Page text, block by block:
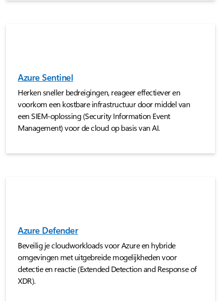
Azure Sentinel
Herken sneller bedreigingen, reageer effectiever en
voorkom een kostbare infrastructuur door middel van
een SIEM-oplossing (Security Information Event
Management) voor de cloud op basis van AI.
Azure Defender
Beveilig je cloudworkloads voor Azure en hybride
omgevingen met uitgebreide mogelijkheden voor
detectie en reactie (Extended Detection and Response of
XDR).